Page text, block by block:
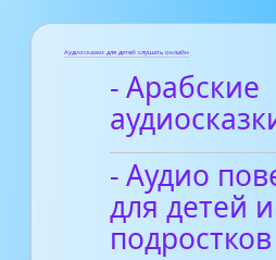
Аудиосказки для детей слушать онлайн
- Арабские
- Аудио
для детей и
подростков